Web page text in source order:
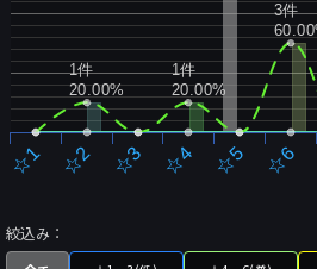
☆1 ☆2 ☆3 ☆4 ☆5 ☆6
1件
20.00%
1件
20.00%
3件
絞込み：